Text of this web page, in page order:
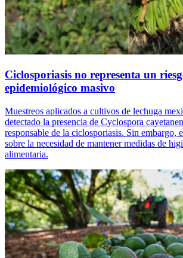
Ciclosporiasis no representa un
epidemiológico masivo
Muestreos aplicados a cultivos de lechuga
detectado la presencia de Cyclospora
responsable de la ciclosporiasis. Sin embargo,
sobre la necesidad de mantener medidas de
alimentaria.